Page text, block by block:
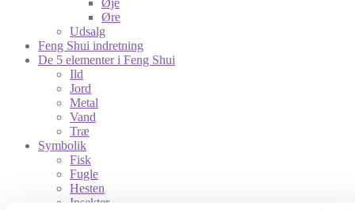
Øje
Øre
Udsalg
Feng Shui indretning
De 5 elementer i Feng Shui
Ild
Jord
Metal
Vand
Træ
Symbolik
Fisk
Fugle
Hesten
Insekter